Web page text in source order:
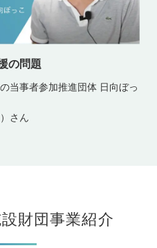
の問題
当事者参加推進団体 日向ぼっ
さん
財団事業紹介